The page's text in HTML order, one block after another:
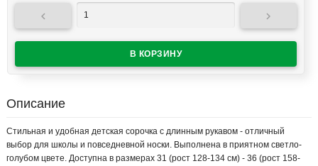
 
Описание
Стильная и удобная детская сорочка с длинным рукавом - отличный
выбор для школы и повседневной носки. Выполнена в приятном светло-
голубом цвете. Доступна в размерах 31 (рост 128-134 см) - 36 (рост 158-